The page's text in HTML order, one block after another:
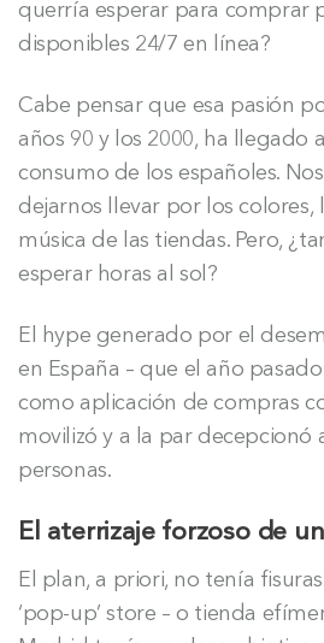
querría esperar para comprar
disponibles 24/7 en línea?
Cabe pensar que esa pasión
años 90 y los 2000, ha llegado
consumo de los españoles.
dejarnos llevar por los colores,
música de las tiendas. Pero,
esperar horas al sol?
El hype generado por el
en España – que el año
como aplicación de compras
movilizó y a la par decepcionó
personas.
El aterrizaje forzoso de
El plan, a priori, no tenía
‘pop-up’ store – o tienda